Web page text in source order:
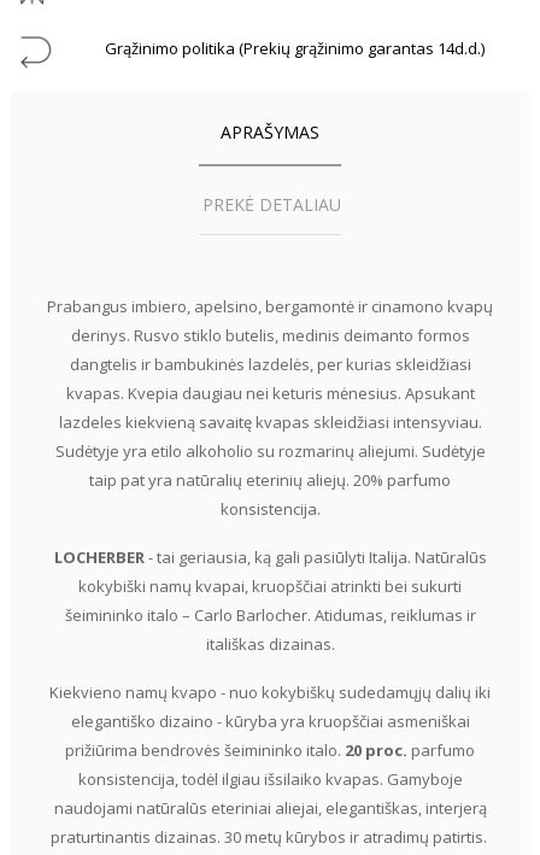
Grąžinimo politika (Prekių grąžinimo garantas 14d.d.)
APRAŠYMAS
PREKĖ DETALIAU
Prabangus imbiero, apelsino, bergamontė ir cinamono kvapų
derinys. Rusvo stiklo butelis, medinis deimanto formos
dangtelis ir bambukinės lazdelės, per kurias skleidžiasi
kvapas. Kvepia daugiau nei keturis mėnesius. Apsukant
lazdeles kiekvieną savaitę kvapas skleidžiasi intensyviau.
Sudėtyje yra etilo alkoholio su rozmarinų aliejumi. Sudėtyje
taip pat yra natūralių eterinių aliejų. 20% parfumo
konsistencija.
LOCHERBER- tai geriausia, ką gali pasiūlyti Italija. Natūralūs
kokybiški namų kvapai, kruopščiai atrinkti bei sukurti
šeimininko italo – Carlo Barlocher. Atidumas, reiklumas ir
itališkas dizainas.
Kiekvieno namų kvapo - nuo kokybiškų sudedamųjų dalių iki
elegantiško dizaino - kūryba yra kruopščiai asmeniškai
prižiūrima bendrovės šeimininko italo. 20 proc. parfumo
konsistencija, todėl ilgiau išsilaiko kvapas. Gamyboje
naudojami natūralūs eteriniai aliejai, elegantiškas, interjerą
praturtinantis dizainas. 30 metų kūrybos ir atradimų patirtis.